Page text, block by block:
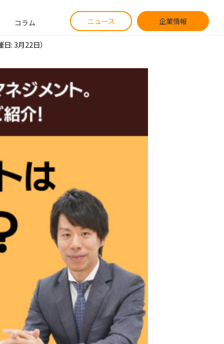
コラム ニュース 企業情報
: 3月22日）